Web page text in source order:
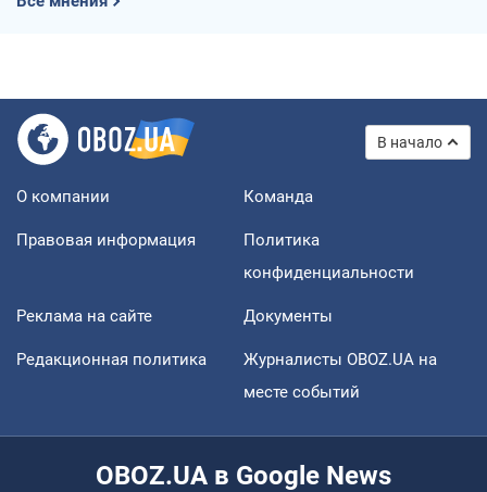
В начало
О компании Команда
Правовая информация
Политика
конфиденциальности
Реклама на сайте Документы
Редакционная политика
Журналисты OBOZ.UA на
месте событий
OBOZ.UA в Google News